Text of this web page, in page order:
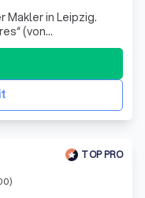
Makler in Leipzig.
(von
Platz 3 für
Award.
TOP PRO